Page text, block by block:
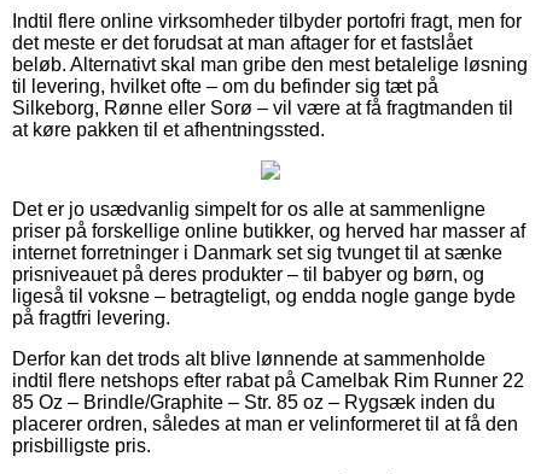
Indtil flere online virksomheder tilbyder portofri fragt, men for
det meste er det forudsat at man aftager for et fastslået
beløb. Alternativt skal man gribe den mest betalelige løsning
til levering, hvilket ofte – om du befinder sig tæt på
Silkeborg, Rønne eller Sorø – vil være at få fragtmanden til
at køre pakken til et afhentningssted.
Det er jo usædvanlig simpelt for os alle at sammenligne
priser på forskellige online butikker, og herved har masser af
internet forretninger i Danmark set sig tvunget til at sænke
prisniveauet på deres produkter – til babyer og børn, og
ligeså til voksne – betragteligt, og endda nogle gange byde
på fragtfri levering.
Derfor kan det trods alt blive lønnende at sammenholde
indtil flere netshops efter rabat på Camelbak Rim Runner 22
85 Oz – Brindle/Graphite – Str. 85 oz – Rygsæk inden du
placerer ordren, således at man er velinformeret til at få den
prisbilligste pris.